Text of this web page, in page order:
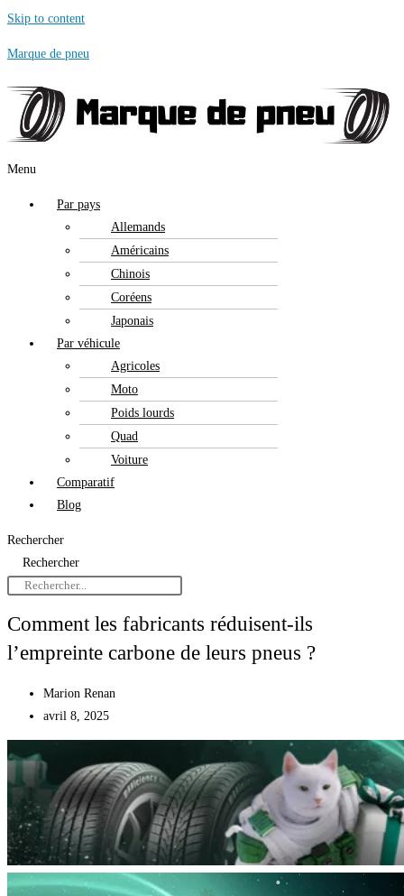
Skip to content
Marque de pneu
Menu
Par pays
Allemands
Américains
Chinois
Coréens
Japonais
Par véhicule
Agricoles
Moto
Poids lourds
Quad
Voiture
Comparatif
Blog
Rechercher
Rechercher
Comment les fabricants réduisent-ils
l’empreinte carbone de leurs pneus ?
Marion Renan
avril 8, 2025